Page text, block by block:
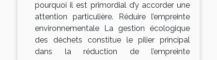
pourquoi il est primordial d’y accorder une
attention particulière. Réduire l’empreinte
environnementale La gestion écologique
des déchets constitue le pilier principal
dans la réduction de l’empreinte